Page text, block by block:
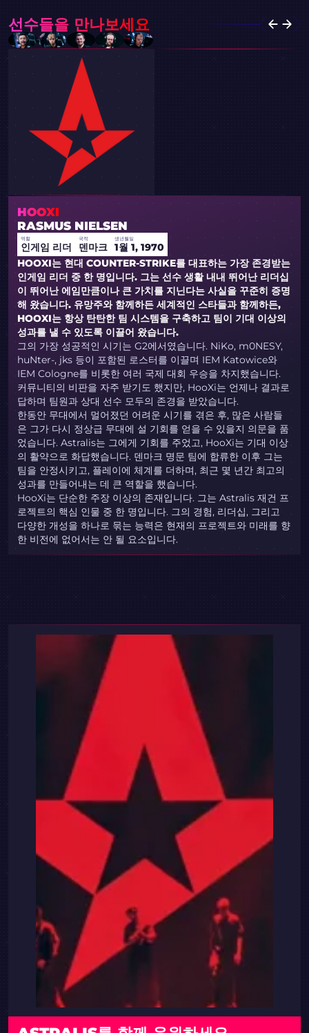
선수들을 만나보세요
HOOXI
RASMUS NIELSEN
역할
인게임 리더
국적
덴마크
생년월일
1월 1, 1970
HOOXI는 현대 COUNTER-STRIKE를 대표하는 가장 존경받는
인게임 리더 중 한 명입니다. 그는 선수 생활 내내 뛰어난 리더십
이 뛰어난 에임만큼이나 큰 가치를 지닌다는 사실을 꾸준히 증명
해 왔습니다. 유망주와 함께하든 세계적인 스타들과 함께하든,
HOOXI는 항상 탄탄한 팀 시스템을 구축하고 팀이 기대 이상의
성과를 낼 수 있도록 이끌어 왔습니다.
그의 가장 성공적인 시기는 G2에서였습니다. NiKo, m0NESY,
huNter-, jks 등이 포함된 로스터를 이끌며 IEM Katowice와
IEM Cologne를 비롯한 여러 국제 대회 우승을 차지했습니다.
커뮤니티의 비판을 자주 받기도 했지만, HooXi는 언제나 결과로
답하며 팀원과 상대 선수 모두의 존경을 받았습니다.
한동안 무대에서 멀어졌던 어려운 시기를 겪은 후, 많은 사람들
은 그가 다시 정상급 무대에 설 기회를 얻을 수 있을지 의문을 품
었습니다. Astralis는 그에게 기회를 주었고, HooXi는 기대 이상
의 활약으로 화답했습니다. 덴마크 명문 팀에 합류한 이후 그는
팀을 안정시키고, 플레이에 체계를 더하며, 최근 몇 년간 최고의
성과를 만들어내는 데 큰 역할을 했습니다.
HooXi는 단순한 주장 이상의 존재입니다. 그는 Astralis 재건 프
로젝트의 핵심 인물 중 한 명입니다. 그의 경험, 리더십, 그리고
다양한 개성을 하나로 묶는 능력은 현재의 프로젝트와 미래를 향
한 비전에 없어서는 안 될 요소입니다.